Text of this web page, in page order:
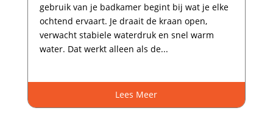
gebruik van je badkamer begint bij wat je elke
ochtend ervaart.​ Je draait de kraan open,
verwacht stabiele waterdruk en snel warm
water.​ Dat werkt alleen als de...
Lees Meer